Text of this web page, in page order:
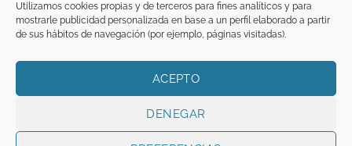
Utilizamos cookies propias y de terceros para fines analíticos y para
mostrarle publicidad personalizada en base a un perfil elaborado a partir
de sus hábitos de navegación (por ejemplo, páginas visitadas).
ACEPTO
DENEGAR
TÉRMINOS Y CONDICIONES
Copyright 2026 ©FunciFUNCI es titular de los derechos de propiedad